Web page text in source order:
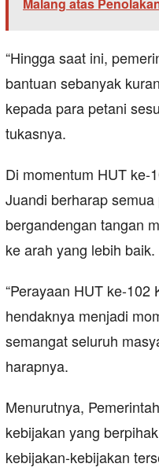
“Hingga saat ini,
bantuan sebanyak
kepada para petani
tukasnya.
Di momentum HUT ke-
Juandi berharap
bergandengan tangan
ke arah yang lebih baik.
“Perayaan HUT ke-102
hendaknya menjadi
semangat seluruh
harapnya.
Menurutnya,
kebijakan yang
kebijakan-kebijakan